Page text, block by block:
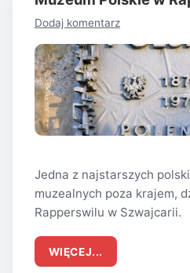
Dodaj komentarz
Jedna z najstarszych
muzealnych poza krajem,
Rapperswilu w Szwajcarii.
WIĘCEJ...